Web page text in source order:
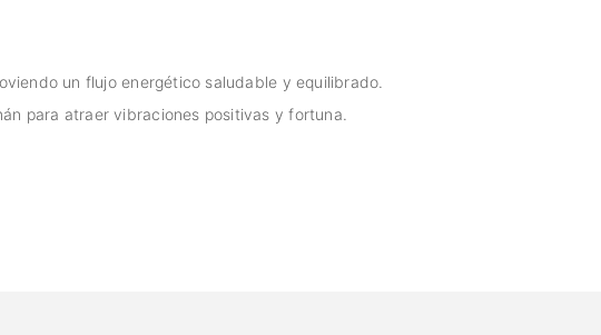
un flujo energético saludable y equilibrado.
para atraer vibraciones positivas y fortuna.